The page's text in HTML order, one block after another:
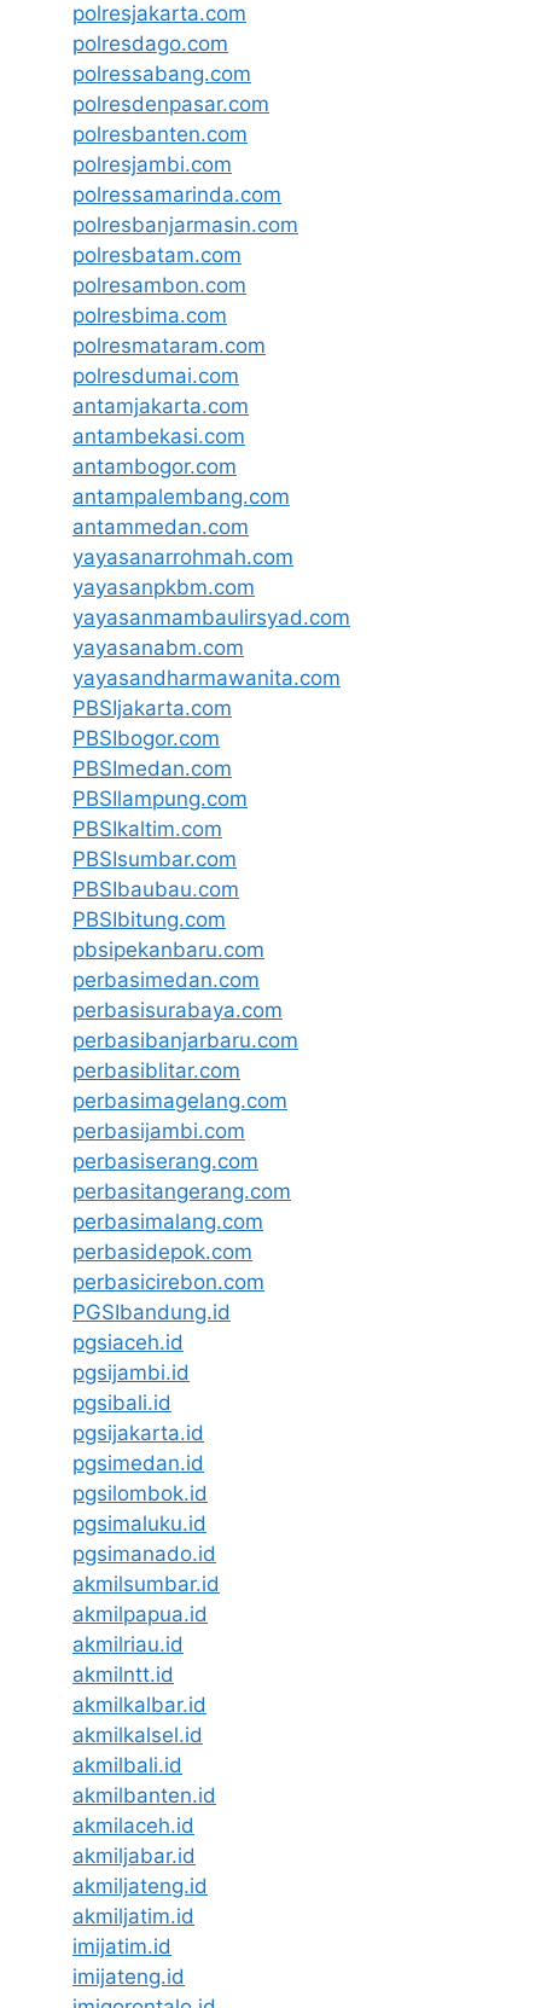
polresjakarta.com
polresdago.com
polressabang.com
polresdenpasar.com
polresbanten.com
polresjambi.com
polressamarinda.com
polresbanjarmasin.com
polresbatam.com
polresambon.com
polresbima.com
polresmataram.com
polresdumai.com
antamjakarta.com
antambekasi.com
antambogor.com
antampalembang.com
antammedan.com
yayasanarrohmah.com
yayasanpkbm.com
yayasanmambaulirsyad.com
yayasanabm.com
yayasandharmawanita.com
PBSIjakarta.com
PBSIbogor.com
PBSImedan.com
PBSIlampung.com
PBSIkaltim.com
PBSIsumbar.com
PBSIbaubau.com
PBSIbitung.com
pbsipekanbaru.com
perbasimedan.com
perbasisurabaya.com
perbasibanjarbaru.com
perbasiblitar.com
perbasimagelang.com
perbasijambi.com
perbasiserang.com
perbasitangerang.com
perbasimalang.com
perbasidepok.com
perbasicirebon.com
PGSIbandung.id
pgsiaceh.id
pgsijambi.id
pgsibali.id
pgsijakarta.id
pgsimedan.id
pgsilombok.id
pgsimaluku.id
pgsimanado.id
akmilsumbar.id
akmilpapua.id
akmilriau.id
akmilntt.id
akmilkalbar.id
akmilkalsel.id
akmilbali.id
akmilbanten.id
akmilaceh.id
akmiljabar.id
akmiljateng.id
akmiljatim.id
imijatim.id
imijateng.id